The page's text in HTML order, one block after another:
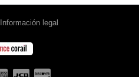
Información legal